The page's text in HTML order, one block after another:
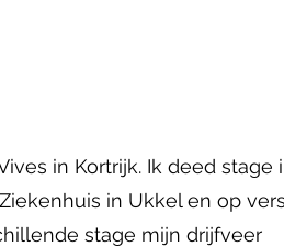
in Kortrijk. Ik deed
in Ukkel en op
stage mijn drijfveer